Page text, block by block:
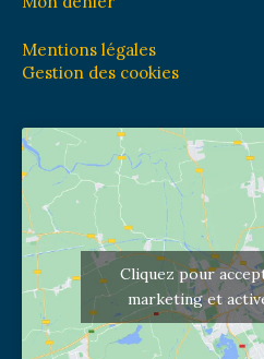
Mentions légales
Gestion des cookies
Cliquez pour
marketing et